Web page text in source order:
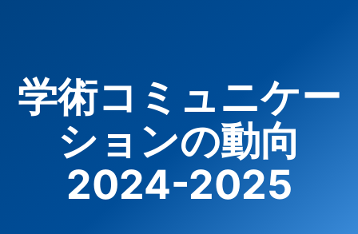
学術コミュニケー
ションの動向
2024-2025